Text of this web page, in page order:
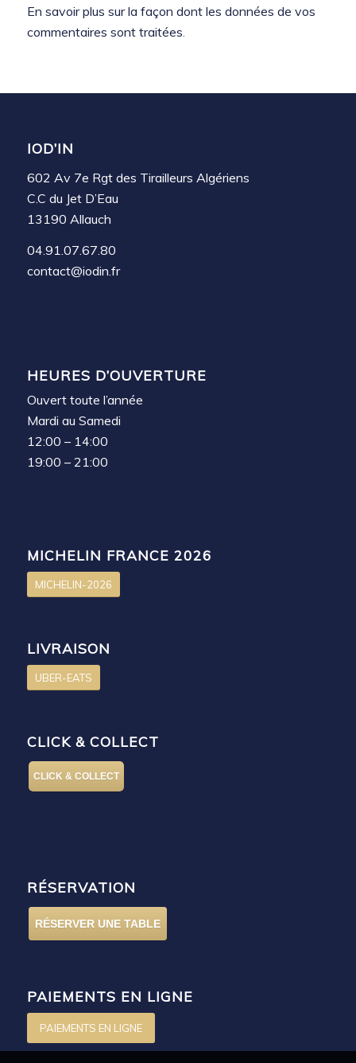
En savoir plus sur la façon dont les données de vos
commentaires sont traitées.
IOD’IN
602 Av 7e Rgt des Tirailleurs Algériens
C.C du Jet D’Eau
13190 Allauch
04.91.07.67.80
contact@iodin.fr
HEURES D’OUVERTURE
Ouvert toute l’année
Mardi au Samedi
12:00 – 14:00
19:00 – 21:00
MICHELIN FRANCE 2026
MICHELIN-2026
LIVRAISON
UBER-EATS
CLICK & COLLECT
CLICK & COLLECT
RÉSERVATION
RÉSERVER UNE TABLE
PAIEMENTS EN LIGNE
PAIEMENTS EN LIGNE